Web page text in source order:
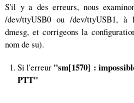
S'il y a des erreurs, nous
/dev/ttyUSB0 ou /dev/ttyUSB1, à
dmesg, et corrigeons la
nom de su).
Si l'erreur "sm[1570] :
PTT"